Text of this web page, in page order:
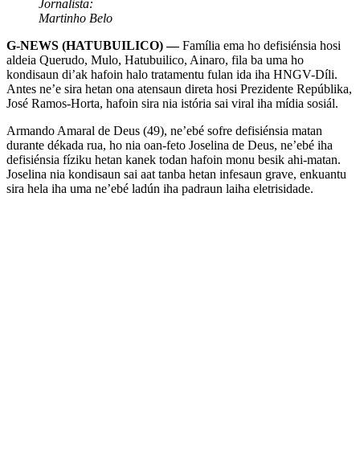
Jornalista:
Martinho Belo
G-NEWS (HATUBUILICO) —Família ema ho defisiénsia hosi
aldeia Querudo, Mulo, Hatubuilico, Ainaro, fila ba uma ho
kondisaun di’ak hafoin halo tratamentu fulan ida iha HNGV-Díli.
Antes ne’e sira hetan ona atensaun direta hosi Prezidente Repúblika,
José Ramos-Horta, hafoin sira nia istória sai viral iha mídia sosiál.
Armando Amaral de Deus (49), ne’ebé sofre defisiénsia matan
durante dékada rua, ho nia oan-feto Joselina de Deus, ne’ebé iha
defisiénsia fíziku hetan kanek todan hafoin monu besik ahi-matan.
Joselina nia kondisaun sai aat tanba hetan infesaun grave, enkuantu
sira hela iha uma ne’ebé ladún iha padraun laiha eletrisidade.